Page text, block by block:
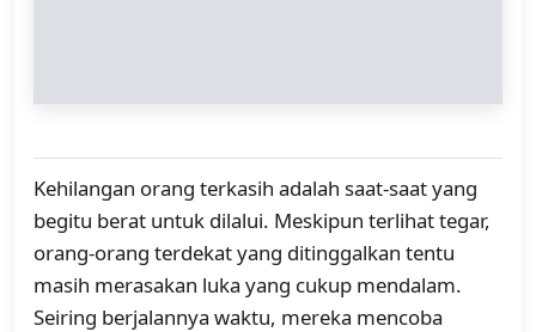
Kehilangan orang terkasih adalah saat-saat yang
begitu berat untuk dilalui. Meskipun terlihat tegar,
orang-orang terdekat yang ditinggalkan tentu
masih merasakan luka yang cukup mendalam.
Seiring berjalannya waktu, mereka mencoba